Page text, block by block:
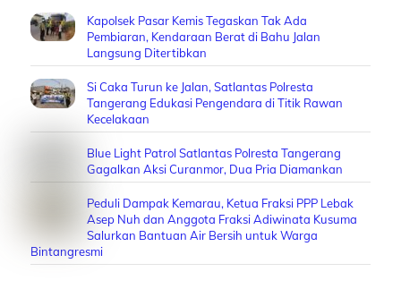
Kapolsek Pasar Kemis Tegaskan Tak Ada
Pembiaran, Kendaraan Berat di Bahu Jalan
Langsung Ditertibkan
Si Caka Turun ke Jalan, Satlantas Polresta
Tangerang Edukasi Pengendara di Titik Rawan
Kecelakaan
Blue Light Patrol Satlantas Polresta Tangerang
Gagalkan Aksi Curanmor, Dua Pria Diamankan
Peduli Dampak Kemarau, Ketua Fraksi PPP Lebak
Asep Nuh dan Anggota Fraksi Adiwinata Kusuma
Salurkan Bantuan Air Bersih untuk Warga
Bintangresmi